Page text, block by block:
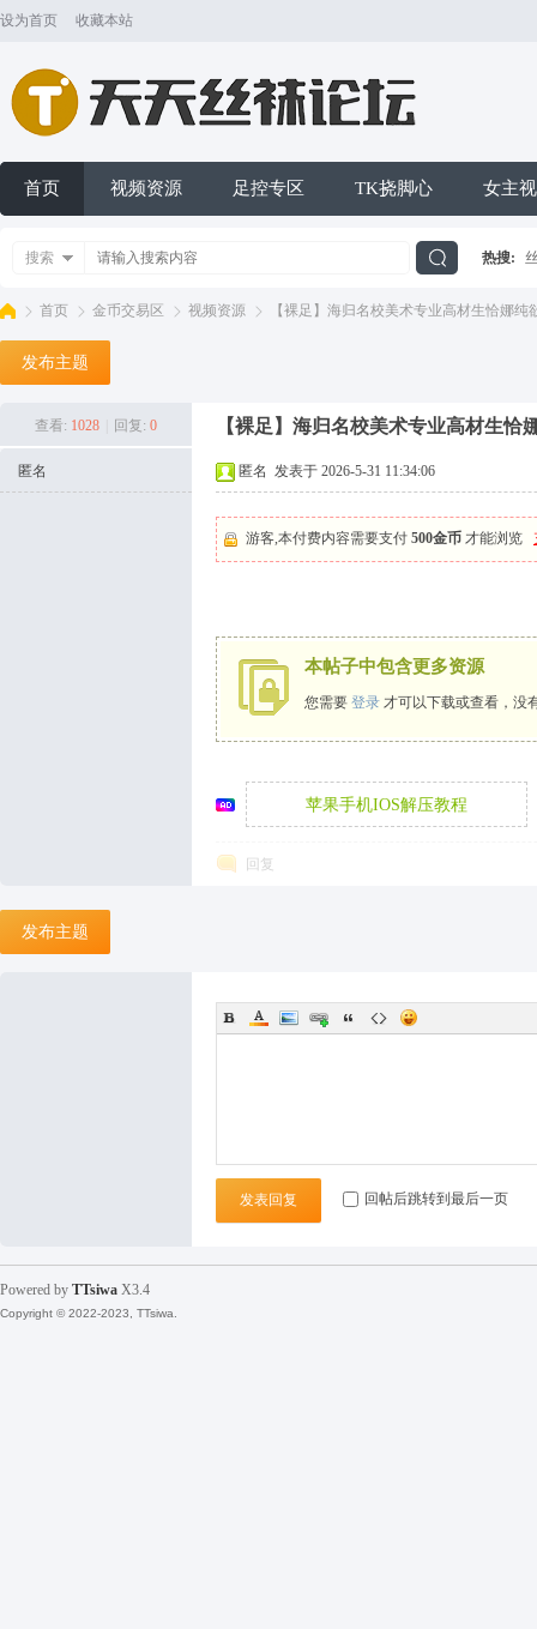
设为首页 收藏本站
首页 视频资源 足控专区 TK挠脚心 女主
搜索 热搜:
首页 金币交易区 视频资源
›
【裸足】海归名校美术专业高材生恰娜纯
发布主题
查看: 1028 回复: 0 【裸足】海归名校美术专业高材生
匿名 匿名 发表于 2026-5-31 11:34:06
游客,本付费内容需要支付 500金币 才能浏览
本帖子中包含更多资源
您需要 登录 才可以下载或查看，没
苹果手机IOS解压教程
回复
发布主题
发表回复 回帖后跳转到最后一页
Powered by TTsiwa X3.4
Copyright © 2022-2023, TTsiwa.